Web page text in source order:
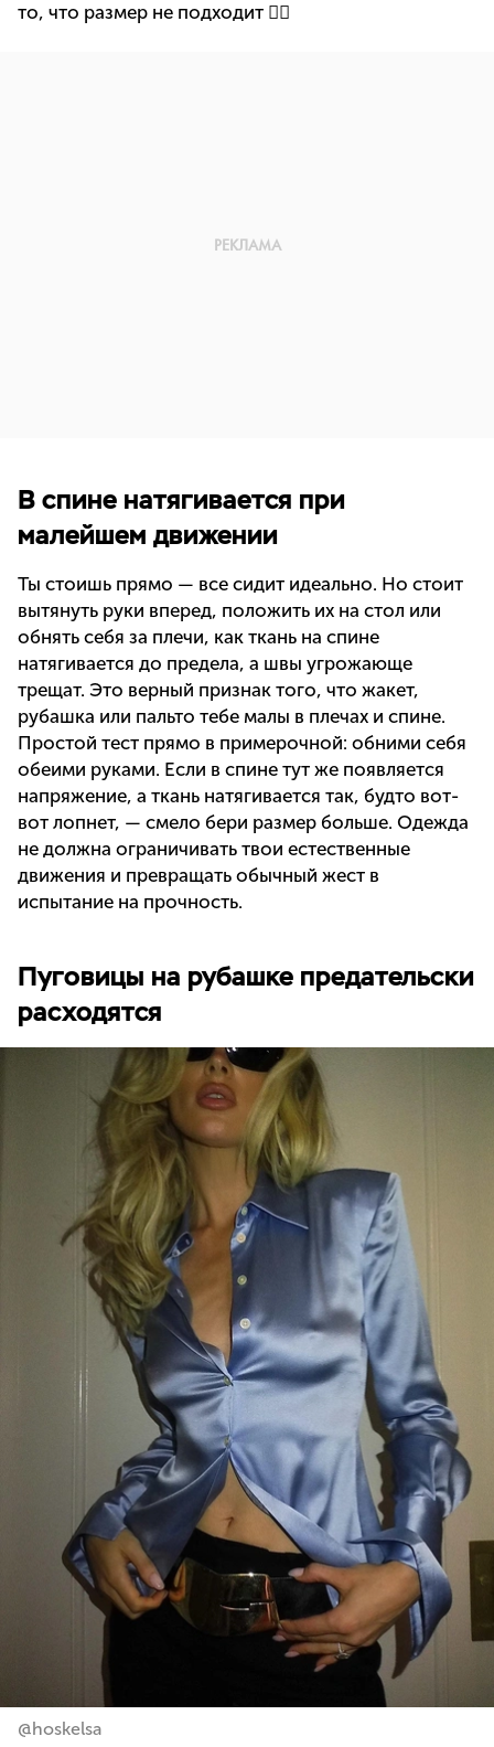
то, что размер не подходит 👇🏻
В спине натягивается при
малейшем движении
Ты стоишь прямо — все сидит идеально. Но стоит
вытянуть руки вперед, положить их на стол или
обнять себя за плечи, как ткань на спине
натягивается до предела, а швы угрожающе
трещат. Это верный признак того, что жакет,
рубашка или пальто тебе малы в плечах и спине.
Простой тест прямо в примерочной: обними себя
обеими руками. Если в спине тут же появляется
напряжение, а ткань натягивается так, будто вот-
вот лопнет, — смело бери размер больше. Одежда
не должна ограничивать твои естественные
движения и превращать обычный жест в
испытание на прочность.
Пуговицы на рубашке предательски
расходятся
@hoskelsa